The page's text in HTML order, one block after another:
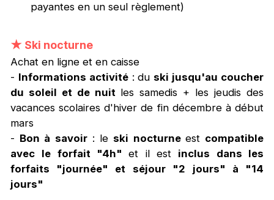
payantes en un seul règlement)
★ Ski nocturne
Achat en ligne et en caisse
- Informations activité: duski jusqu'au coucher
du soleil et de nuit les samedis + les jeudis des
vacances scolaires d'hiver de fin décembre à début
mars
- Bon à savoir: leski nocturne est compatible
avec
le forfait "4h"et il est inclus dans les
forfaits "journée" et séjour "2 jours" à "14
jours"